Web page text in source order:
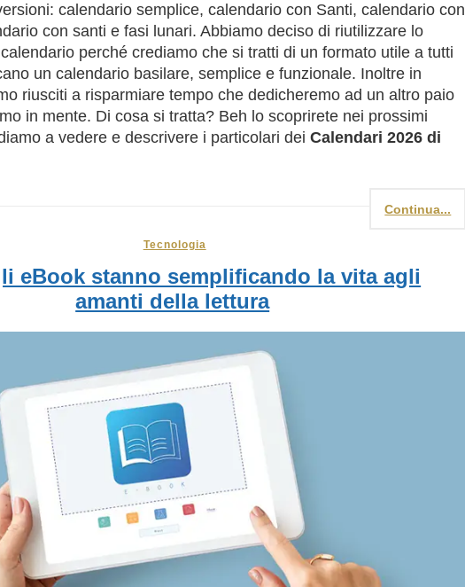
calendario semplice, calendario con Santi, calendario con
con santi e fasi lunari. Abbiamo deciso di riutilizzare lo
perché crediamo che si tratti di un formato utile a tutti
un calendario basilare, semplice e funzionale. Inoltre in
riusciti a risparmiare tempo che dedicheremo ad un altro paio
in mente. Di cosa si tratta? Beh lo scoprirete nei prossimi
a vedere e descrivere i particolari dei Calendari 2026 di
Continua...
Tecnologia
eBook stanno semplificando la vita agli
amanti della lettura